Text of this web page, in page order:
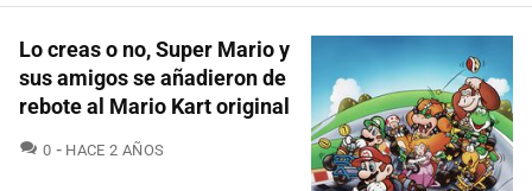
Lo creas o no, Super Mario y
sus amigos se añadieron de
rebote al Mario Kart original
0 COMENTARIOS
HACE 2 AÑOS